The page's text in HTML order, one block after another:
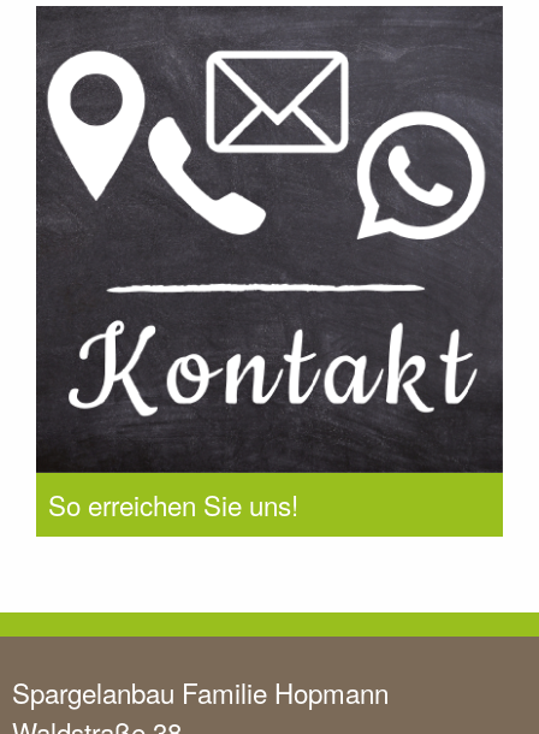
So erreichen Sie uns!
Spargelanbau Familie Hopmann